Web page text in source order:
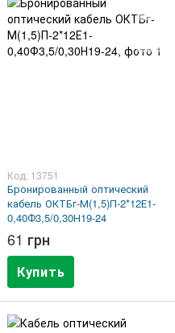
Код: 13751
Бронированный оптический
кабель ОКТБг-М(1,5)П-2*12Е1-
0,40Ф3,5/0,30Н19-24
61 грн
Купить